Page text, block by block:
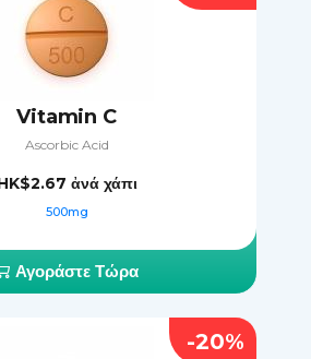
Vitamin C
Ascorbic Acid
ἀνά χάπι
500mg
Αγοράστε Τώρα
-20%